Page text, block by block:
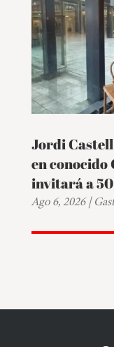
Jordi
en conocido
invitará a
Ago 6, 2026|